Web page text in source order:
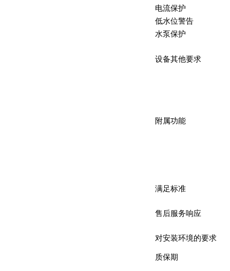
电流保护
低水位警告
水泵保护
设备其他要求
附属功能
满足标准
售后服务响应
对安装环境的要求
质保期